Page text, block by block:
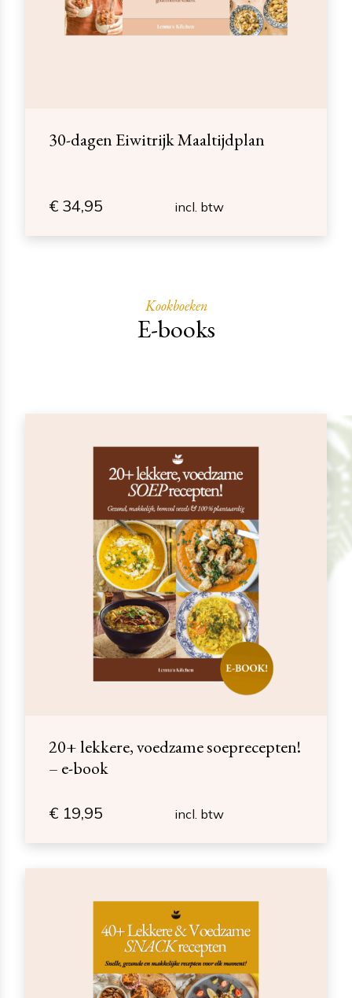
30-dagen Eiwitrijk Maaltijdplan
€ 34,95 incl. btw
Kookboeken
E-books
20+ lekkere, voedzame soeprecepten!
– e-book
€ 19,95 incl. btw